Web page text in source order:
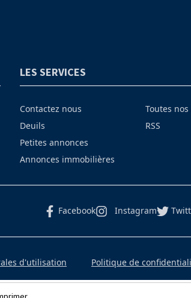
LES SERVICES
Contactez nous
Deuils
Petites annonces
Annonces immobilières
Toutes
RSS
Facebook Instagram
d'utilisation Politique de